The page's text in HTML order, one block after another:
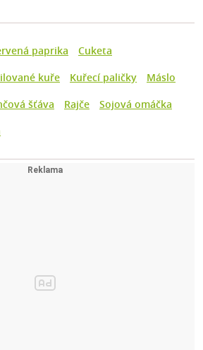
paprika
Cuketa
kuře Kuřecí paličky
Máslo
šťáva Rajče
Sojová omáčka